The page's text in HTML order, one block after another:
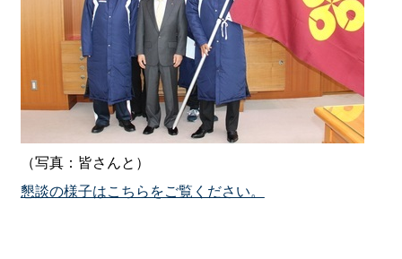
（写真：皆さんと）
懇談の様子はこちらをご覧ください。